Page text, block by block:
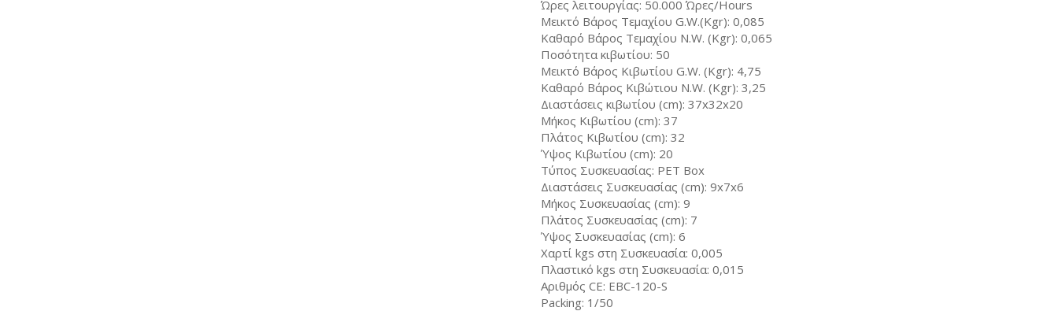
Ώρες λειτουργίας: 50.000 Ώρες/Hours
Μεικτό Βάρος Τεμαχίου G.W.(Kgr): 0,085
Καθαρό Βάρος Τεμαχίου N.W. (Kgr): 0,065
Ποσότητα κιβωτίου: 50
Μεικτό Βάρος Κιβωτίου G.W. (Kgr): 4,75
Καθαρό Βάρος Κιβώτιου N.W. (Kgr): 3,25
Διαστάσεις κιβωτίου (cm): 37x32x20
Μήκος Κιβωτίου (cm): 37
Πλάτος Κιβωτίου (cm): 32
Ύψος Κιβωτίου (cm): 20
Τύπος Συσκευασίας: PET Box
Διαστάσεις Συσκευασίας (cm): 9x7x6
Μήκος Συσκευασίας (cm): 9
Πλάτος Συσκευασίας (cm): 7
Ύψος Συσκευασίας (cm): 6
Χαρτί kgs στη Συσκευασία: 0,005
Πλαστικό kgs στη Συσκευασία: 0,015
Αριθμός CE: EBC-120-S
Packing: 1/50